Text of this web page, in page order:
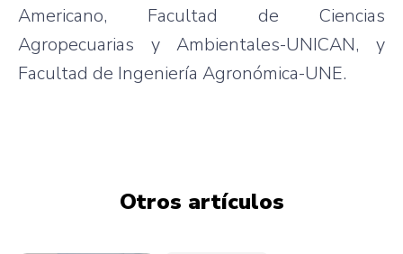
Americano, Facultad de Ciencias
Agropecuarias y Ambientales-UNICAN, y
Facultad de Ingeniería Agronómica-UNE.
Otros artículos